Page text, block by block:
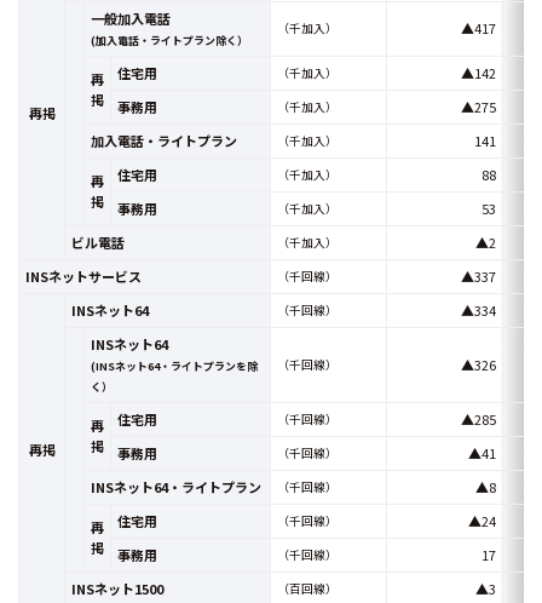
再掲
一般加入電話
(加入電話・ライトプラン除く）
（千加入） ▲417
再
掲
住宅用 （千加入）
▲142
事務用
（千加入）
▲275
加入電話・ライトプラン
（千加入） 141
再
掲
住宅用 （千加入）
88
事務用
（千加入）
53
ビル電話
（千加入）
▲2
INSネットサービス
（千回線） ▲337
再掲
INSネット64 （千回線）
▲334
INSネット64
(INSネット64・ライトプランを除
く）
（千回線） ▲326
再
掲
住宅用 （千回線）
▲285
事務用
（千回線）
▲41
INSネット64・ライトプラン
（千回線） ▲8
再
掲
住宅用 （千回線）
▲24
事務用
（千回線）
17
INSネット1500
（百回線） ▲3